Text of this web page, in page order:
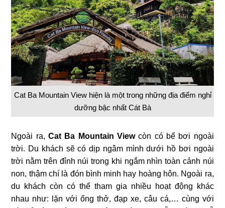
Cat Ba Mountain View hiện là một trong những địa điểm nghỉ
dưỡng bậc nhất Cát Bà
Ngoài ra,Cat Ba Mountain Viewcòn có bể bơi ngoài
trời. Du khách sẽ có dịp ngâm mình dưới hồ bơi ngoài
trời nằm trên đỉnh núi trong khi ngắm nhìn toàn cảnh núi
non, thậm chí là đón bình minh hay hoàng hôn. Ngoài ra,
du khách còn có thể tham gia nhiều hoạt động khác
nhau như: lặn với ống thở, đạp xe, câu cá,… cùng với